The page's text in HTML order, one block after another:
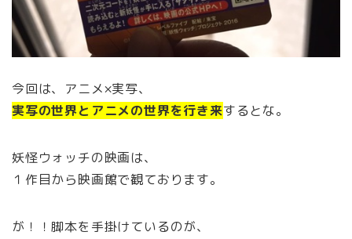
今回は、アニメ×実写、
実写の世界とアニメの世界を行き来するとな。
妖怪ウォッチの映画は、
１作目から映画館で観ております。
が！！脚本を手掛けているのが、